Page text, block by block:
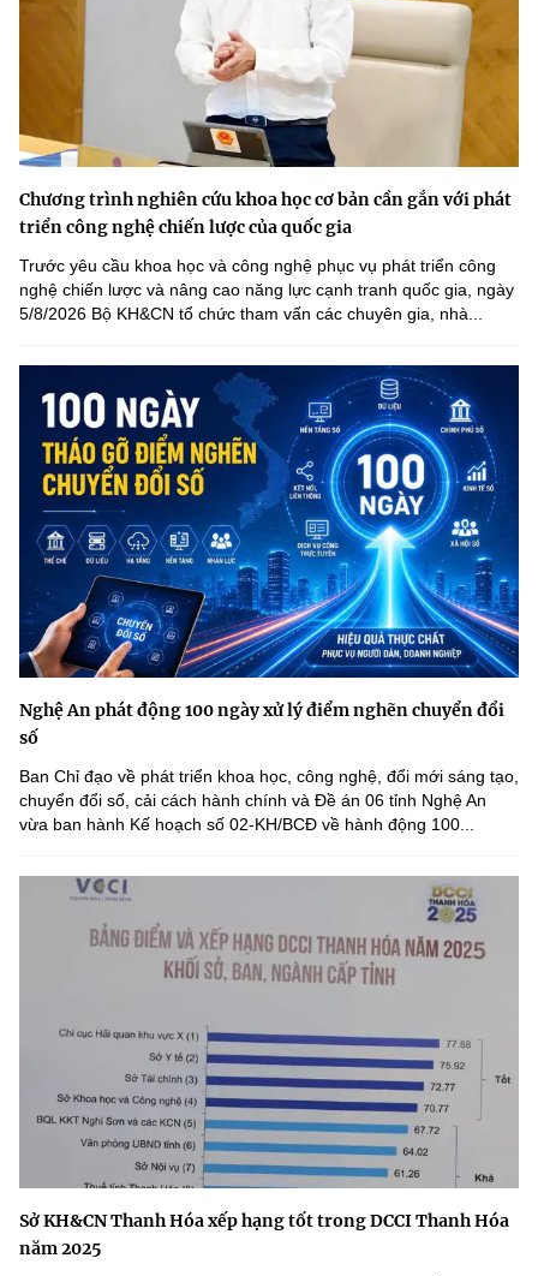
Chương trình nghiên cứu khoa học cơ bản cần gắn với phát
triển công nghệ chiến lược của quốc gia
Trước yêu cầu khoa học và công nghệ phục vụ phát triển công
nghệ chiến lược và nâng cao năng lực cạnh tranh quốc gia, ngày
5/8/2026 Bộ KH&CN tổ chức tham vấn các chuyên gia, nhà...
Nghệ An phát động 100 ngày xử lý điểm nghẽn chuyển đổi
số
Ban Chỉ đạo về phát triển khoa học, công nghệ, đổi mới sáng tạo,
chuyển đổi số, cải cách hành chính và Đề án 06 tỉnh Nghệ An
vừa ban hành Kế hoạch số 02-KH/BCĐ về hành động 100...
Sở KH&CN Thanh Hóa xếp hạng tốt trong DCCI Thanh Hóa
năm 2025